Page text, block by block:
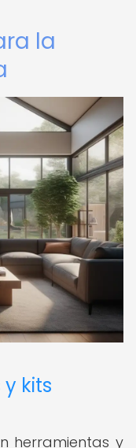
la
kits
herramientas y